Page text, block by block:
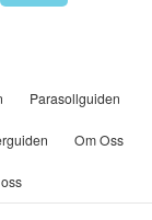
Parasollguiden
Om Oss